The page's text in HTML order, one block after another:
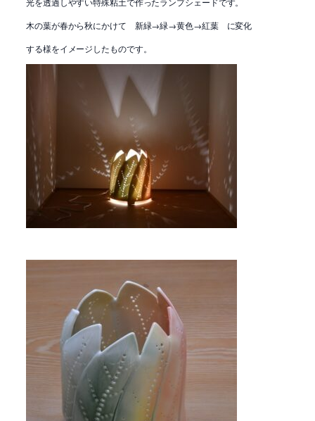
木の葉が春から秋にかけて 新緑→緑→黄色→紅葉 に変化
する様をイメージしたものです。